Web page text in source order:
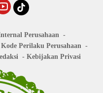
Perusahaan
Kode Perilaku Perusahaan
Kebijakan Privasi